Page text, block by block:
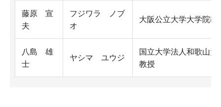
藤原 宣
夫
フジワラ ノブ
オ
大阪公立大学大学院教
八島 雄
士
ヤシマ ユウジ
国立大学法人和歌山大
教授